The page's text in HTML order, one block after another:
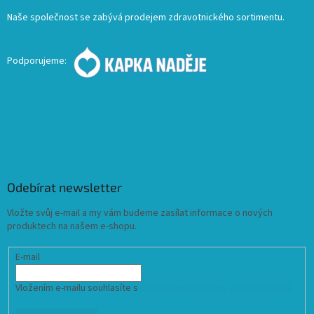
Naše společnost se zabývá prodejem zdravotnického sortimentu.
Podporujeme:
Odebírat newsletter
Vložte svůj e-mail a my vám budeme zasílat informace o nových
produktech na našem e-shopu.
E-mail
Vložením e-mailu souhlasíte s